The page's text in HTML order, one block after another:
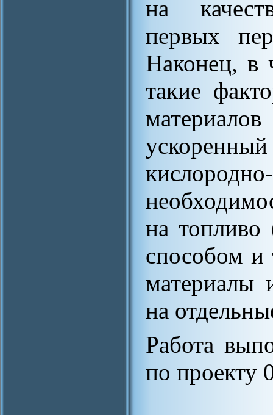
на
первых
Наконец, в
такие
на
способом и
материалы
на
Работа
по проекту